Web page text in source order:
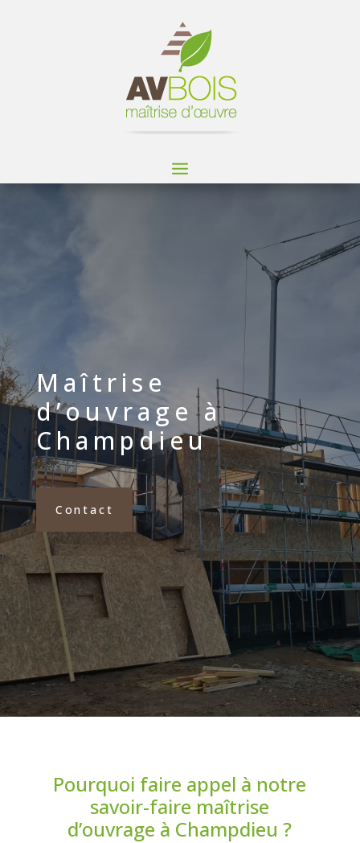
Maîtrise
d’ouvrage à
Champdieu
Contact
Pourquoi faire appel à notre
savoir-faire maîtrise
d’ouvrage à Champdieu ?